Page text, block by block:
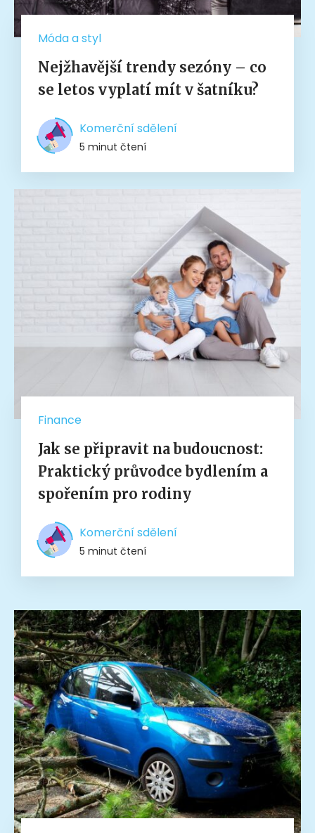
Móda a styl
Nejžhavější trendy sezóny – co
se letos vyplatí mít v šatníku?
Komerční sdělení
5 minut čtení
Finance
Jak se připravit na budoucnost:
Praktický průvodce bydlením a
spořením pro rodiny
Komerční sdělení
5 minut čtení